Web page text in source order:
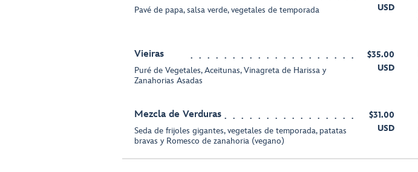
Pavé de papa, salsa verde, vegetales de temporada
USD
Vieiras
Puré de Vegetales, Aceitunas, Vinagreta de Harissa y
Zanahorias Asadas
$35.00
USD
Mezcla de Verduras
Seda de frijoles gigantes, vegetales de temporada, patatas
bravas y Romesco de zanahoria (vegano)
$31.00
USD